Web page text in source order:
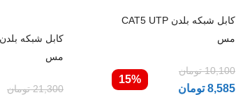
کابل شبکه بلدن CAT5 UTP
مس
10,100 تومان
8,585 تومان
15%
مس
21,300 تومان